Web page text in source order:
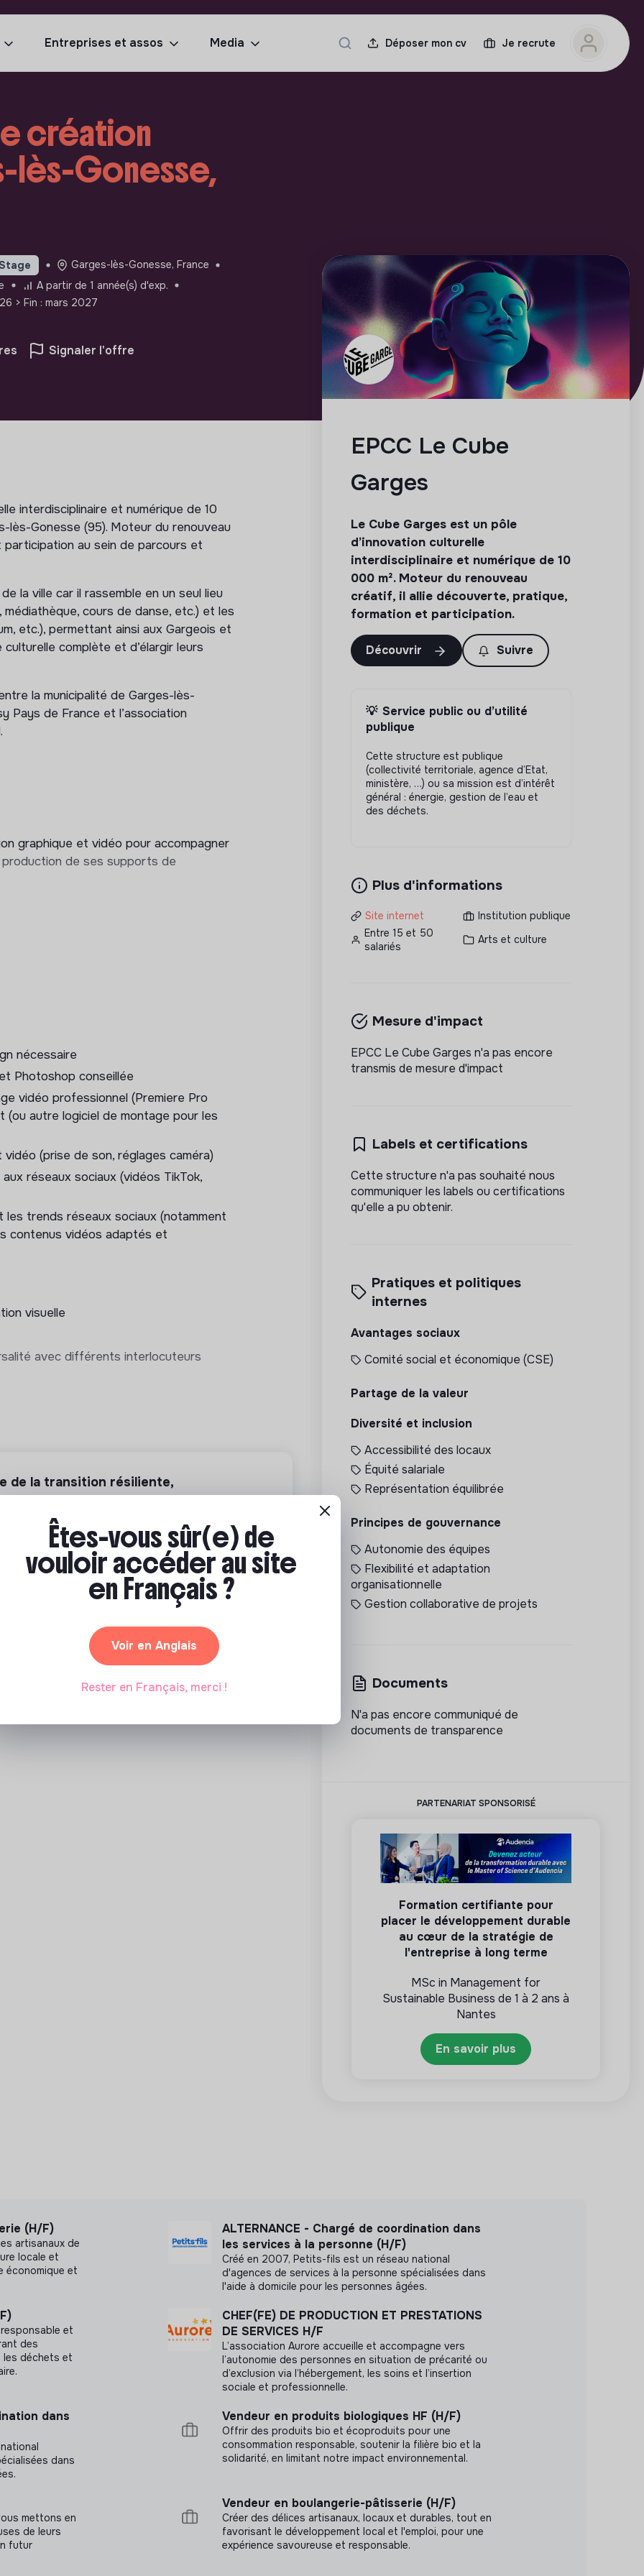
Entreprises et assos Media Déposer mon cv Je recrute
création
lès-Gonesse,
Stage
Garges-lès-Gonesse, France
A partir de 1 année(s) d'exp.
> Fin : mars 2027
Signaler l'offre
interdisciplinaire et numérique de 10
Gonesse (95). Moteur du renouveau
au sein de parcours et
la ville car il rassemble en un seul lieu
cours de danse, etc.) et les
etc.), permettant ainsi aux Gargeois et
complète et d’élargir leurs
la municipalité de Garges-lès-
Pays de France et l’association
graphique et vidéo pour accompagner
de ses supports de
: propositions d’idées, de
objectifs de communication (en
différents supports et usages (affiches,
respect de la charte graphique
projets artistiques ou temps
et narratifs aux formats visés
à la diffusion : rédaction de briefs,
et post-production
(formats courts, sous-titres,
et usages, en lien avec les
de communication
et éditoriale
Chargée des réseaux sociaux et de
et relations presse
ponctuels dans la ville
nécessaire
Photoshop conseillée
vidéo professionnel (Premiere Pro
autre logiciel de montage pour les
(prise de son, réglages caméra)
réseaux sociaux (vidéos TikTok,
trends réseaux sociaux (notamment
contenus vidéos adaptés et
visuelle
avec différents interlocuteurs
réseaux sociaux (TikTok, Instagram)
logiciel de la suite Adobe (Illustrator ou
de la transition résiliente,
BAC+3 et Master BAC+5) pour
• Alternance
EPCC Le Cube
Garges
Le Cube Garges est un pôle
d’innovation culturelle
interdisciplinaire et numérique de 10
000 m². Moteur du renouveau
créatif, il allie découverte, pratique,
formation et participation.
Découvrir Suivre
💡 Service public ou d’utilité
publique
Cette structure est publique
(collectivité territoriale, agence d’Etat,
ministère, …) ou sa mission est d’intérêt
général : énergie, gestion de l’eau et
des déchets.
Plus d'informations
Site internet
Institution publique
Entre 15 et 50
salariés
Arts et culture
Mesure d'impact
EPCC Le Cube Garges n'a pas encore
transmis de mesure d'impact
Labels et certifications
Cette structure n'a pas souhaité nous
communiquer les labels ou certifications
qu'elle a pu obtenir.
Pratiques et politiques
internes
Avantages sociaux
Comité social et économique (CSE)
Partage de la valeur
Diversité et inclusion
Accessibilité des locaux
Équité salariale
Représentation équilibrée
Principes de gouvernance
Autonomie des équipes
Flexibilité et adaptation
organisationnelle
Gestion collaborative de projets
Documents
N'a pas encore communiqué de
documents de transparence
PARTENARIAT SPONSORISÉ
Formation certifiante pour
placer le développement durable
au cœur de la stratégie de
l'entreprise à long terme
MSc in Management for
Sustainable Business de 1 à 2 ans à
Nantes
En savoir plus
(H/F)
artisanaux de
locale et
économique et
ALTERNANCE - Chargé de coordination dans
les services à la personne (H/F)
Créé en 2007, Petits-fils est un réseau national
d'agences de services à la personne spécialisées dans
l'aide à domicile pour les personnes âgées.
et
des
les déchets et
CHEF(FE) DE PRODUCTION ET PRESTATIONS
DE SERVICES H/F
L’association Aurore accueille et accompagne vers
l’autonomie des personnes en situation de précarité ou
d’exclusion via l’hébergement, les soins et l’insertion
sociale et professionnelle.
dans
dans
Vendeur en produits biologiques HF (H/F)
Offrir des produits bio et écoproduits pour une
consommation responsable, soutenir la filière bio et la
solidarité, en limitant notre impact environnemental.
mettons en
de leurs
futur
Vendeur en boulangerie-pâtisserie (H/F)
Créer des délices artisanaux, locaux et durables, tout en
favorisant le développement local et l'emploi, pour une
expérience savoureuse et responsable.
Êtes-vous sûr(e) de
vouloir accéder au site
en Français ?
Voir en Anglais
Rester en Français, merci !